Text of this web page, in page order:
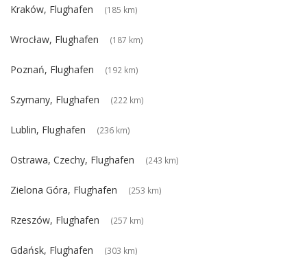
Kraków, Flughafen (185 km)
Wrocław, Flughafen (187 km)
Poznań, Flughafen (192 km)
Szymany, Flughafen (222 km)
Lublin, Flughafen (236 km)
Ostrawa, Czechy, Flughafen (243 km)
Zielona Góra, Flughafen (253 km)
Rzeszów, Flughafen (257 km)
Gdańsk, Flughafen (303 km)